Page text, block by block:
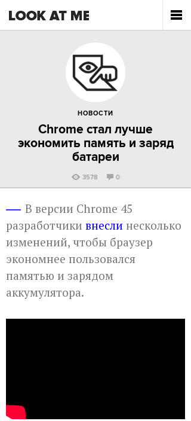
НОВОСТИ
Chrome стал лучше
экономить память и заряд
батареи
3578 0
В версии Chrome 45
разработчики внесли несколько
изменений, чтобы браузер
экономнее пользовался
памятью и зарядом
аккумулятора.